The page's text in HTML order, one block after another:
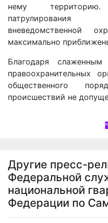
нему
патрулирования
вневедомственной
максимально
Благодаря слаженным
правоохранительных
общественного
происшествий не
Другие пресс-
Федеральной
национальной
Федерации по